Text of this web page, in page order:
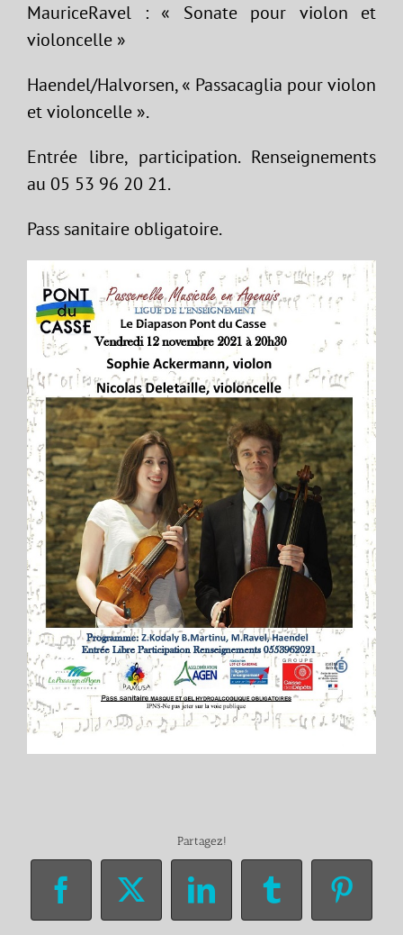
MauriceRavel : « Sonate pour violon et
violoncelle »
Haendel/Halvorsen, « Passacaglia pour violon
et violoncelle ».
Entrée libre, participation. Renseignements
au 05 53 96 20 21.
Pass sanitaire obligatoire.
Partagez!
Facebook
X LinkedInTumblr